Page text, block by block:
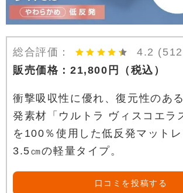
総合評価： 4.2
販売価格： 21,800 円 （税込）
衝撃吸収性に優れ、復元性のあ
発素材「ウルトラ ヴィスコエラ
を100％使用した低反発マット
3.5㎝の軽量タイプ。
口コミを投稿する